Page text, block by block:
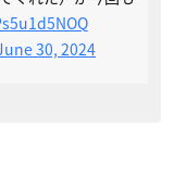
30, 2024